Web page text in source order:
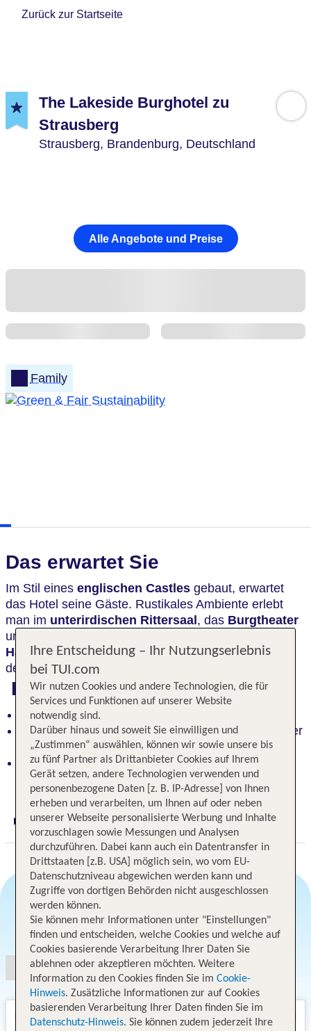
Zurück zur Startseite
The Lakeside Burghotel zu
Strausberg
Strausberg, Brandenburg, Deutschland
Alle Angebote und Preise
Family
Das erwartet Sie
Im Stil eines englischen Castles gebaut, erwartet
das Hotel seine Gäste. Rustikales Ambiente erlebt
man im unterirdischen Rittersaal , das Burgtheater
unter freiem Himmel verspricht kulturelle Highlights.
Hauseigene Ruderboote können für eine Tour auf
dem Straussee gemietet werden.
Highlights
Im Stil eines englischen Castle gebaut
Idyllisch und inmitten schöner Natur, am Rande der
Märkischen Schweiz
Hauseigene Ruderboote für eine Tour auf dem
Straussee zur Miete
Digitaler und telefonischer 24/7 TUI Service
Angebotsauswahl
Ihre Entscheidung – Ihr Nutzungserlebnis
bei TUI.com
Wir nutzen Cookies und andere Technologien, die für
Services und Funktionen auf unserer Website
notwendig sind.
Darüber hinaus und soweit Sie einwilligen und
„Zustimmen“ auswählen, können wir sowie unsere bis
zu fünf Partner als Drittanbieter Cookies auf Ihrem
Gerät setzen, andere Technologien verwenden und
personenbezogene Daten [z. B. IP-Adresse] von Ihnen
erheben und verarbeiten, um Ihnen auf oder neben
unserer Webseite personalisierte Werbung und Inhalte
vorzuschlagen sowie Messungen und Analysen
durchzuführen. Dabei kann auch ein Datentransfer in
Drittstaaten [z.B. USA] möglich sein, wo vom EU-
Datenschutzniveau abgewichen werden kann und
Zugriffe von dortigen Behörden nicht ausgeschlossen
werden können.
Sie können mehr Informationen unter "Einstellungen"
finden und entscheiden, welche Cookies und welche auf
Cookies basierende Verarbeitung Ihrer Daten Sie
ablehnen oder akzeptieren möchten. Weitere
Information zu den Cookies finden Sie im Cookie-
Hinweis. Zusätzliche Informationen zur auf Cookies
basierenden Verarbeitung Ihrer Daten finden Sie im
Datenschutz-Hinweis. Sie können zudem jederzeit Ihre